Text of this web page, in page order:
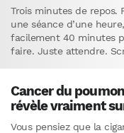
Trois minutes de repos.
une séance d’une
facilement 40 minutes
faire. Juste attendre.
Cancer du
révèle vraiment
Vous pensiez que la